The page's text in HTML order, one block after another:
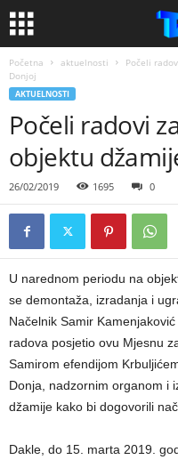
Početna aktuelnosti
Počeli
Donjoj
AKTUELNOSTI
Počeli radovi
objektu
26/02/2019 1695 0
U narednom periodu na
se demontaža, izradanja i
Načelnik Samir
radova posjetio ovu Mjesnu
Samirom efendijom
Donja, nadzornim organom i
džamije kako bi dogovorili
Dakle, do 15. marta 2019.